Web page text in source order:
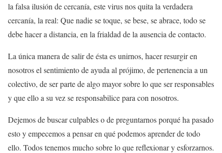
la falsa ilusión de cercanía, este virus nos quita la verdadera
cercanía, la real: Que nadie se toque, se bese, se abrace, todo se
debe hacer a distancia, en la frialdad de la ausencia de contacto.
La única manera de salir de ésta es unirnos, hacer resurgir en
nosotros el sentimiento de ayuda al prójimo, de pertenencia a un
colectivo, de ser parte de algo mayor sobre lo que ser responsables
y que ello a su vez se responsabilice para con nosotros.
Dejemos de buscar culpableso de preguntarnos porqué ha pasado
esto y empecemos a pensar en qué podemos aprender de todo
ello. Todos tenemos mucho sobre lo que reflexionar y esforzarnos.